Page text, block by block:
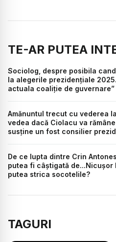
TE-AR PUTEA
Sociolog, despre posibila
la alegerile prezidențiale
actuala coaliție de guvernare”
Amănuntul trecut cu vederea
vedea dacă Ciolacu va
susține un fost consilier
De ce lupta dintre Crin
putea fi câștigată de...Nicușor
putea strica socotelile?
TAGURI